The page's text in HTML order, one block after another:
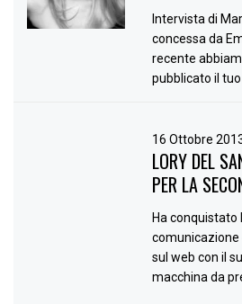
Intervista di
concessa da
recente
pubblicato il
16 Ottobre
LORY DEL
PER LA
Ha
comunicazione
sul web con il
macchina da